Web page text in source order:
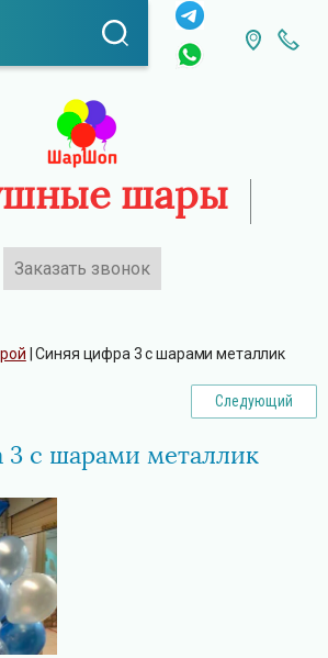
шары
Заказать звонок
| Синяя цифра 3 с шарами металлик
Следующий
с шарами металлик